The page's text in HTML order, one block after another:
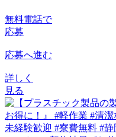
無料電話で
応募
応募へ進む
詳しく
見る